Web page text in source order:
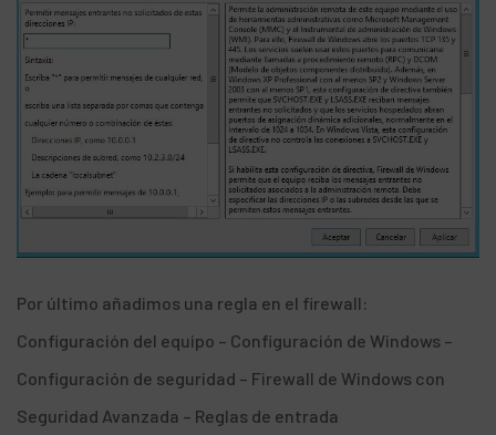
Por último añadimos una regla en el firewall:
Configuración del equipo – Configuración de Windows –
Configuración de seguridad – Firewall de Windows con
Seguridad Avanzada – Reglas de entrada